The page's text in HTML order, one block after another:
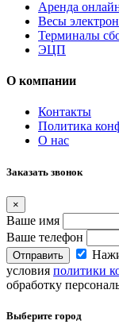
Аренда
Весы
Терминалы
ЭЦП
О компании
Контакты
Политика
О нас
Заказать звонок
×
Ваше имя
Ваше телефон
Отправить
условия политики
обработку
Выберите город